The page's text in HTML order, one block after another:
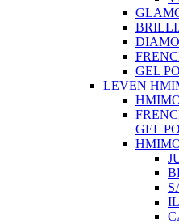
GEL
LEVEN
GEL